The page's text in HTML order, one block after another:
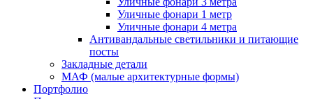
Уличные фонари 1 метр
Уличные фонари 4 метра
Антивандальные светильники и питающие
посты
Закладные детали
МАФ (малые архитектурные формы)
Портфолио